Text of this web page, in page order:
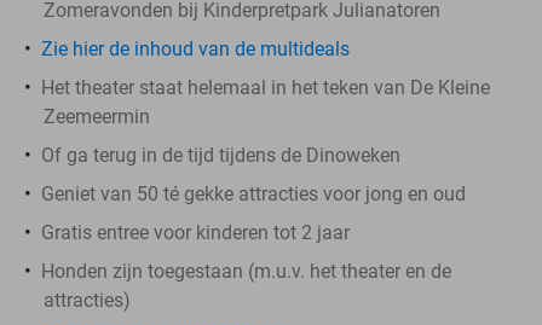
Zomeravonden bij Kinderpretpark Julianatoren
Zie hier de inhoud van de multideals
Het theater staat helemaal in het teken van De Kleine
Zeemeermin
Of ga terug in de tijd tijdens de Dinoweken
Geniet van 50 té gekke attracties voor jong en oud
Gratis entree voor kinderen tot 2 jaar
Honden zijn toegestaan (m.u.v. het theater en de
attracties)